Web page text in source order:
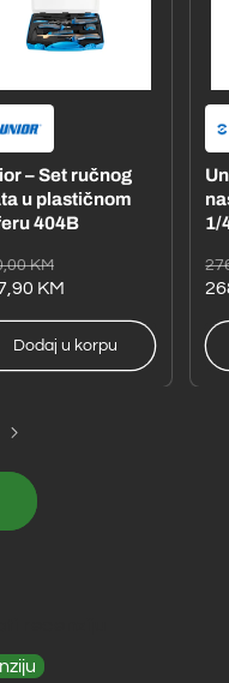
– Set ručnog
u plastičnom
404B
KM
KM
Dodaj u korpu
1/